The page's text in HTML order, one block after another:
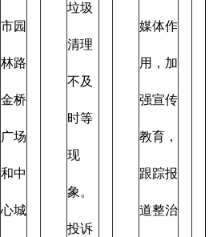
市园
林路
金桥
广场
和中
心城
垃圾
清理
不及
时等
现
象。
投诉
媒体作
用，加
强宣传
教育，
跟踪报
道整治